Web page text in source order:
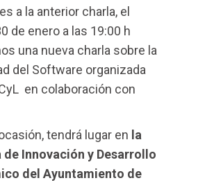
a la anterior charla, el
de enero a las 19:00 h
una nueva charla sobre la
del Software organizada
en colaboración con
tendrá lugar en la
de Innovación y Desarrollo
del Ayuntamiento de